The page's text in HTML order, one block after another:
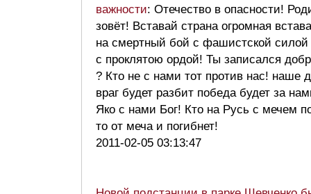
важности: Отечество в опасности!
зовёт! Вставай страна огромная
на смертный бой с фашистской
с проклятою ордой! Ты записался
? Кто не с нами тот против нас! наше
враг будет разбит победа будет за
Яко с нами Бог! Кто на Русь с мечем
то от меча и погибнет!
2011-02-05 03:13:47